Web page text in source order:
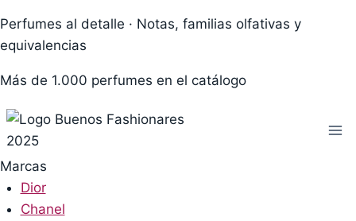
to
content
Perfumes al detalle · Notas, familias olfativas y
equivalencias
Más de 1.000 perfumes en el catálogo
Marcas
Dior
Chanel